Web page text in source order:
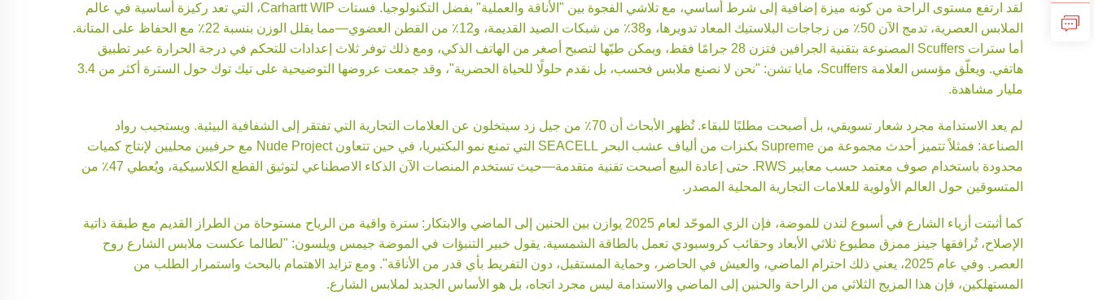
لقد ارتفع مستوى الراحة من كونه ميزة إضافية إلى شرط أساسي، مع تلاشي الفجوة بين "الأناقة والعملية" بفضل التكنولوجيا. فستات Carhartt WIP، التي تعد ركيزة أساسية في عالم
الملابس العصرية، تدمج الآن 50٪ من زجاجات البلاستيك المعاد تدويرها، و38٪ من شبكات الصيد القديمة، و12٪ من القطن العضوي—مما يقلل الوزن بنسبة 22٪ مع الحفاظ على المتانة.
أما سترات Scuffers المصنوعة بتقنية الجرافين فتزن 28 جرامًا فقط، ويمكن طيّها لتصبح أصغر من الهاتف الذكي، ومع ذلك توفر ثلاث إعدادات للتحكم في درجة الحرارة عبر تطبيق
هاتفي. ويعلّق مؤسس العلامة Scuffers، مايا تشن: "نحن لا نصنع ملابس فحسب، بل نقدم حلولًا للحياة الحضرية"، وقد جمعت عروضها التوضيحية على تيك توك حول السترة أكثر من 3.4
مليار مشاهدة.
لم يعد الاستدامة مجرد شعار تسويقي، بل أصبحت مطلبًا للبقاء. تُظهر الأبحاث أن 70٪ من جيل زد سيتخلون عن العلامات التجارية التي تفتقر إلى الشفافية البيئية. ويستجيب رواد
الصناعة: فمثلاً تتميز أحدث مجموعة من Supreme بكنزات من ألياف عشب البحر SEACELL التي تمنع نمو البكتيريا، في حين تتعاون Nude Project مع حرفيين محليين لإنتاج كميات
محدودة باستخدام صوف معتمد حسب معايير RWS. حتى إعادة البيع أصبحت تقنية متقدمة—حيث تستخدم المنصات الآن الذكاء الاصطناعي لتوثيق القطع الكلاسيكية، ويُعطي 47٪ من
المتسوقين حول العالم الأولوية للعلامات التجارية المحلية المصدر.
كما أثبتت أزياء الشارع في أسبوع لندن للموضة، فإن الزي الموحّد لعام 2025 يوازن بين الحنين إلى الماضي والابتكار: سترة واقية من الرياح مستوحاة من الطراز القديم مع طبقة ذاتية
الإصلاح، تُرافقها جينز ممزق مطبوع ثلاثي الأبعاد وحقائب كروسبودي تعمل بالطاقة الشمسية. يقول خبير التنبؤات في الموضة جيمس ويلسون: "لطالما عكست ملابس الشارع روح
العصر. وفي عام 2025، يعني ذلك احترام الماضي، والعيش في الحاضر، وحماية المستقبل، دون التفريط بأي قدر من الأناقة". ومع تزايد الاهتمام بالبحث واستمرار الطلب من
المستهلكين، فإن هذا المزيج الثلاثي من الراحة والحنين إلى الماضي والاستدامة ليس مجرد اتجاه، بل هو الأساس الجديد لملابس الشارع.